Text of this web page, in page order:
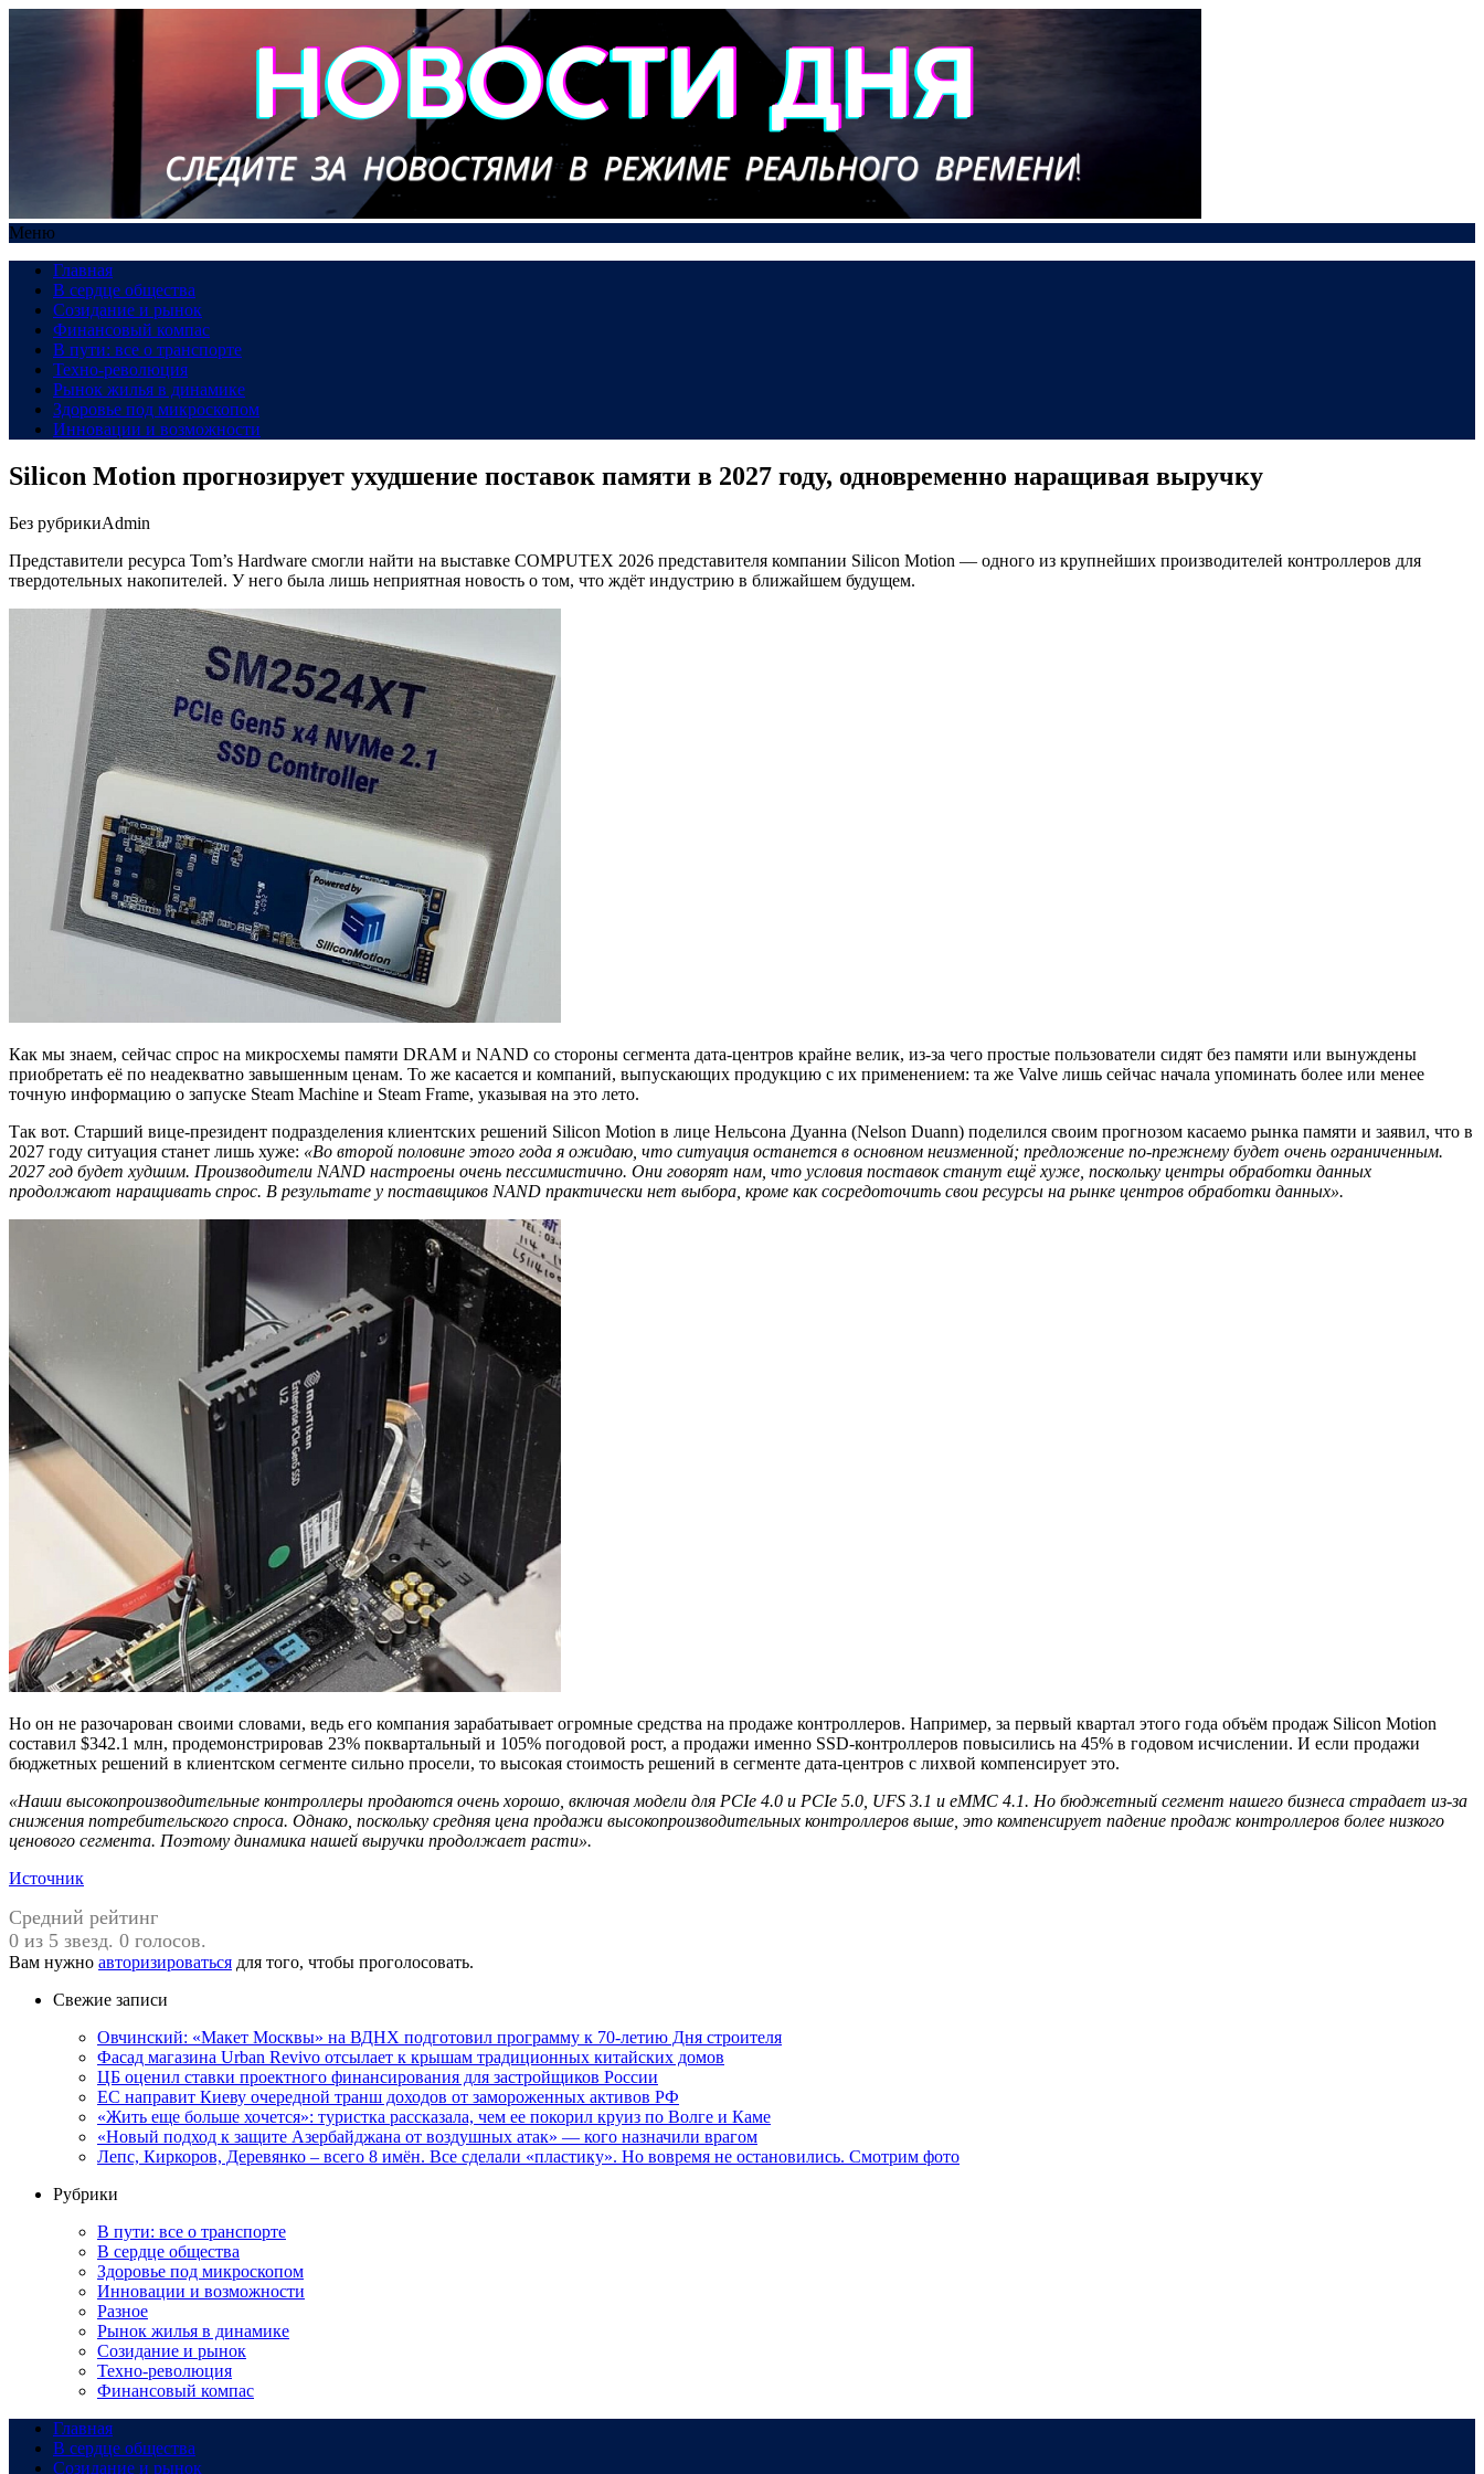
Меню
Главная
В сердце общества
Созидание и рынок
Финансовый компас
В пути: все о транспорте
Техно-революция
Рынок жилья в динамике
Здоровье под микроскопом
Инновации и возможности
Silicon Motion прогнозирует ухудшение поставок памяти в 2027 году, одновременно наращивая выручку
Без рубрикиAdmin
Представители ресурса Tom’s Hardware смогли найти на выставке COMPUTEX 2026 представителя компании Silicon Motion — одного из крупнейших производителей контроллеров для
твердотельных накопителей. У него была лишь неприятная новость о том, что ждёт индустрию в ближайшем будущем.
Как мы знаем, сейчас спрос на микросхемы памяти DRAM и NAND со стороны сегмента дата-центров крайне велик, из-за чего простые пользователи сидят без памяти или вынуждены
приобретать её по неадекватно завышенным ценам. То же касается и компаний, выпускающих продукцию с их применением: та же Valve лишь сейчас начала упоминать более или менее
точную информацию о запуске Steam Machine и Steam Frame, указывая на это лето.
Так вот. Старший вице-президент подразделения клиентских решений Silicon Motion в лице Нельсона Дуанна (Nelson Duann) поделился своим прогнозом касаемо рынка памяти и заявил, что в
2027 году ситуация станет лишь хуже: «Во второй половине этого года я ожидаю, что ситуация останется в основном неизменной; предложение по-прежнему будет очень ограниченным.
2027 год будет худшим. Производители NAND настроены очень пессимистично. Они говорят нам, что условия поставок станут ещё хуже, поскольку центры обработки данных
продолжают наращивать спрос. В результате у поставщиков NAND практически нет выбора, кроме как сосредоточить свои ресурсы на рынке центров обработки данных».
Но он не разочарован своими словами, ведь его компания зарабатывает огромные средства на продаже контроллеров. Например, за первый квартал этого года объём продаж Silicon Motion
составил $342.1 млн, продемонстрировав 23% поквартальный и 105% погодовой рост, а продажи именно SSD-контроллеров повысились на 45% в годовом исчислении. И если продажи
бюджетных решений в клиентском сегменте сильно просели, то высокая стоимость решений в сегменте дата-центров с лихвой компенсирует это.
«Наши высокопроизводительные контроллеры продаются очень хорошо, включая модели для PCIe 4.0 и PCIe 5.0, UFS 3.1 и eMMC 4.1. Но бюджетный сегмент нашего бизнеса страдает из-за
снижения потребительского спроса. Однако, поскольку средняя цена продажи высокопроизводительных контроллеров выше, это компенсирует падение продаж контроллеров более низкого
ценового сегмента. Поэтому динамика нашей выручки продолжает расти».
Источник
Средний рейтинг
0 из 5 звезд. 0 голосов.
Вам нужно авторизироваться для того, чтобы проголосовать.
Свежие записи
Овчинский: «Макет Москвы» на ВДНХ подготовил программу к 70-летию Дня строителя
Фасад магазина Urban Revivo отсылает к крышам традиционных китайских домов
ЦБ оценил ставки проектного финансирования для застройщиков России
ЕС направит Киеву очередной транш доходов от замороженных активов РФ
«Жить еще больше хочется»: туристка рассказала, чем ее покорил круиз по Волге и Каме
«Новый подход к защите Азербайджана от воздушных атак» — кого назначили врагом
Лепс, Киркоров, Деревянко – всего 8 имён. Все сделали «пластику». Но вовремя не остановились. Смотрим фото
Рубрики
В пути: все о транспорте
В сердце общества
Здоровье под микроскопом
Инновации и возможности
Разное
Рынок жилья в динамике
Созидание и рынок
Техно-революция
Финансовый компас
Главная
В сердце общества
Созидание и рынок